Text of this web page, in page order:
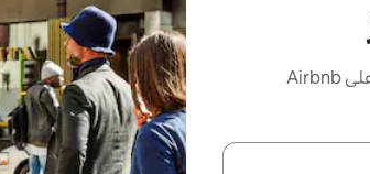
اعثر على شقق علوية مميزة للإيجار على Airbnb